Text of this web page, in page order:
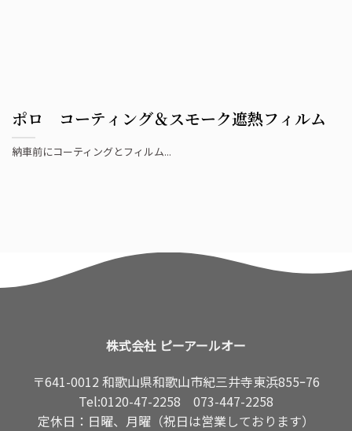
ポロ コーティング＆スモーク遮熱フィルム
納車前にコーティングとフィルム...
株式会社 ピーアールオー
〒641-0012 和歌山県和歌山市紀三井寺東浜855ｰ76
Tel:0120-47-2258
073-447-2258
定休日：日曜、月曜（祝日は営業しております）